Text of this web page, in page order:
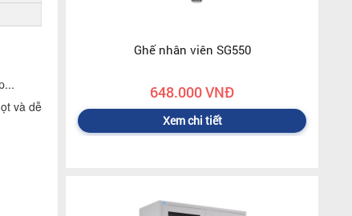
và dễ
Ghế nhân viên SG550
648.000 VNĐ
Xem chi tiết